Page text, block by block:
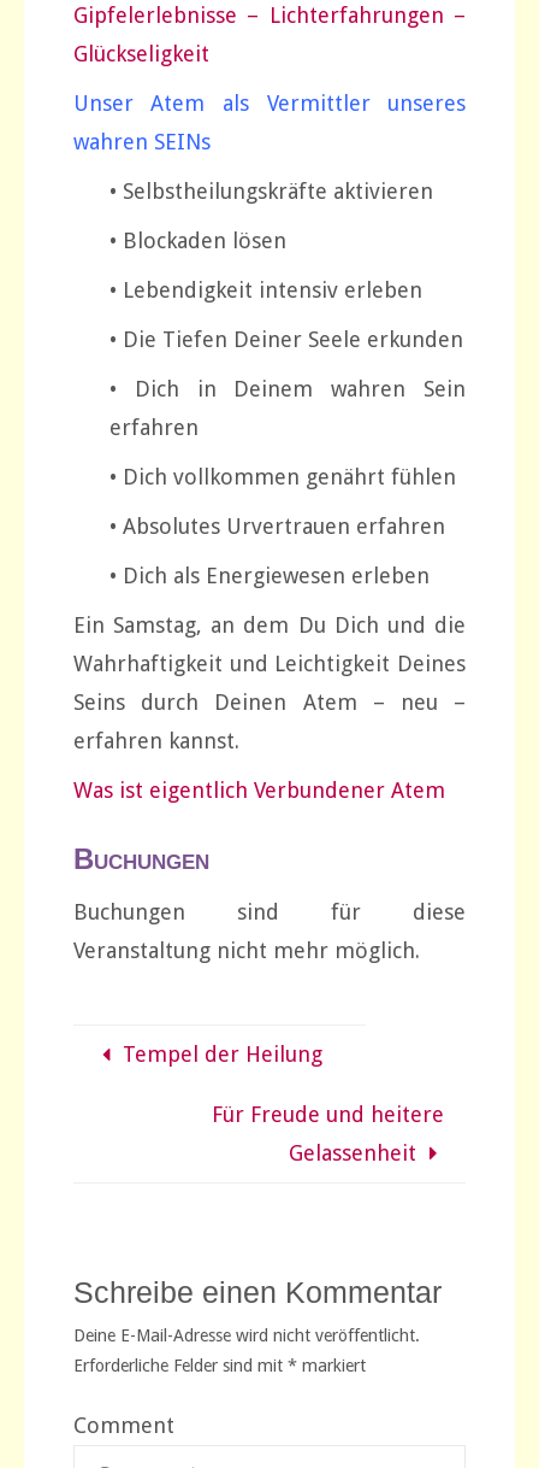
Gipfelerlebnisse – Lichterfahrungen –
Glückseligkeit
Unser Atem als Vermittler unseres
wahren SEINs
• Selbstheilungskräfte aktivieren
• Blockaden lösen
• Lebendigkeit intensiv erleben
• Die Tiefen Deiner Seele erkunden
• Dich in Deinem wahren Sein
erfahren
• Dich vollkommen genährt fühlen
• Absolutes Urvertrauen erfahren
• Dich als Energiewesen erleben
Ein Samstag, an dem Du Dich und die
Wahrhaftigkeit und Leichtigkeit Deines
Seins durch Deinen Atem – neu –
erfahren kannst.
Was ist eigentlich Verbundener Atem
Buchungen
Buchungen sind für diese
Veranstaltung nicht mehr möglich.
Tempel der Heilung
Für Freude und heitere
Gelassenheit
Schreibe einen Kommentar
Deine E-Mail-Adresse wird nicht veröffentlicht.
Erforderliche Felder sind mit *markiert
Comment